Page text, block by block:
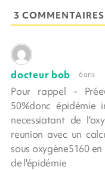
3 COMMENTAIRES
docteur bob 6 ans
Pour rappel -
50%donc épidémie
necessiatant de
reunion avec un
sous oxygène5160
de l'épidémie